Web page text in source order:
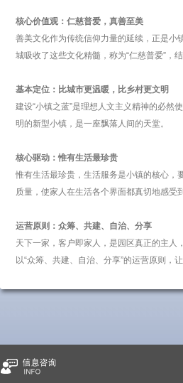
核心价值观：仁慈普爱，真善至美
善美文化作为传统信仰力量的延续，正是小
城吸收了这些文化精髓，称为“仁慈普爱”，
基本定位：比城市更温暖，比乡村更文明
建设“小镇之蓝”是理想人文主义精神的必然
明的新型小镇，是一座飘落人间的天堂。
核心驱动：惟有生活最珍贵
惟有生活最珍贵，生活服务是小镇的核心，
质量，使家人在生活各个界面都真切地感受
运营原则：众筹、共建、自治、分享
天下一家，客户即家人，是园区真正的主
以“众筹、共建、自治、分享”的运营原则，